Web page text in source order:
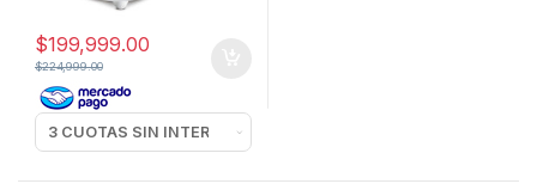
$199,999.00
$224,999.00